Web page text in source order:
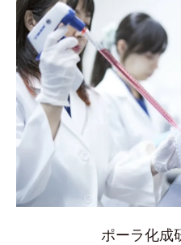
ポーラ化成